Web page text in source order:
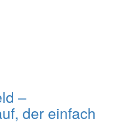
–
der einfach